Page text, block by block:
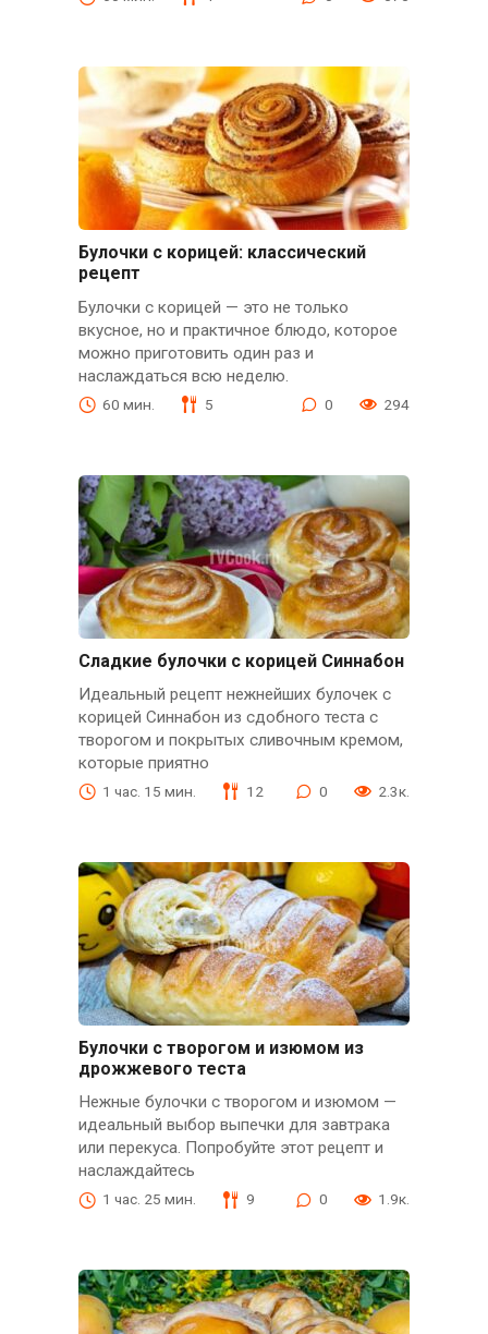
Булочки с корицей: классический
рецепт
Булочки с корицей — это не только
вкусное, но и практичное блюдо, которое
можно приготовить один раз и
наслаждаться всю неделю.
60 мин. 5 0 294
Сладкие булочки с корицей Синнабон
Идеальный рецепт нежнейших булочек с
корицей Синнабон из сдобного теста с
творогом и покрытых сливочным кремом,
которые приятно
1 час. 15 мин. 12 0 2.3к.
Булочки с творогом и изюмом из
дрожжевого теста
Нежные булочки с творогом и изюмом —
идеальный выбор выпечки для завтрака
или перекуса. Попробуйте этот рецепт и
наслаждайтесь
1 час. 25 мин. 9 0 1.9к.